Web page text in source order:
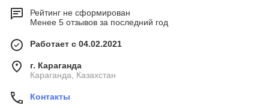
Рейтинг не сформирован
Менее 5 отзывов за последний год
Работает с 04.02.2021
г. Караганда
Караганда, Казахстан
Контакты